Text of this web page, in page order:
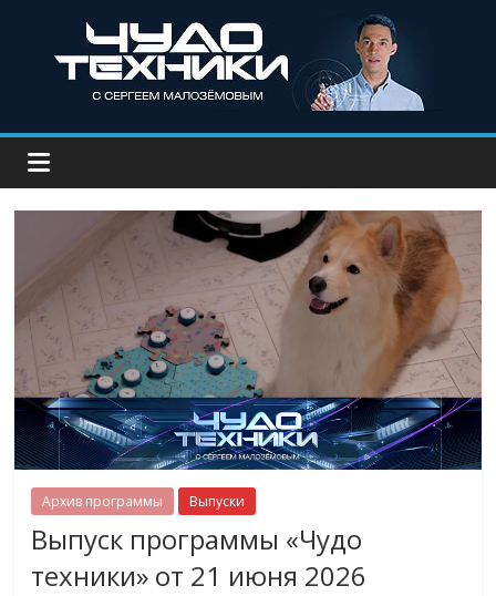
Архив программы Выпуски
Выпуск программы «Чудо
техники» от 21 июня 2026